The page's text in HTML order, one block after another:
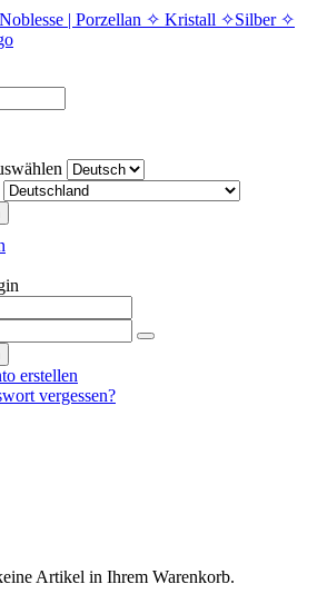
erstellen
vergessen?
Artikel in Ihrem Warenkorb.